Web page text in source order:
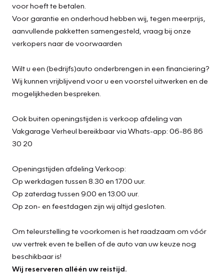
voor hoeft te betalen.
Voor garantie en onderhoud hebben wij, tegen meerprijs,
aanvullende pakketten samengesteld, vraag bij onze
verkopers naar de voorwaarden
Wilt u een (bedrijfs)auto onderbrengen in een financiering?
Wij kunnen vrijblijvend voor u een voorstel uitwerken en de
mogelijkheden bespreken.
Ook buiten openingstijden is verkoop afdeling van
Vakgarage Verheul bereikbaar via Whats-app: 06-86 86
30 20
Openingstijden afdeling Verkoop:
Op werkdagen tussen 8.30 en 17.00 uur.
Op zaterdag tussen 9.00 en 13.00 uur.
Op zon- en feestdagen zijn wij altijd gesloten.
Om teleurstelling te voorkomen is het raadzaam om vóór
uw vertrek even te bellen of de auto van uw keuze nog
beschikbaar is!
Wij reserveren alléén uw reistijd.